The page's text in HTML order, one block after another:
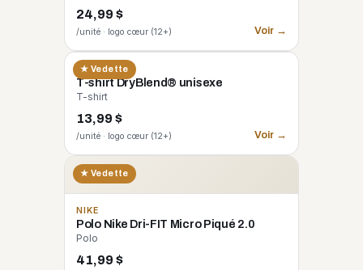
24,99 $
/unité · logo cœur (12+) Voir →
★ Vedette
GILDAN
T-shirt DryBlend® unisexe
T-shirt
13,99 $
/unité · logo cœur (12+) Voir →
★ Vedette
NIKE
Polo Nike Dri-FIT Micro Piqué 2.0
Polo
41,99 $